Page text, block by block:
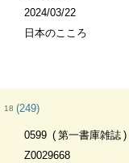
2024/03/22
日本のこころ
18 (249)
0599
第一書庫雑誌
Z0029668